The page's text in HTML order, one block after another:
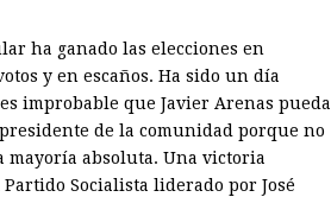
ha ganado las elecciones en
y en escaños. Ha sido un día
improbable que Javier Arenas pueda
de la comunidad porque no
mayoría absoluta. Una victoria
Socialista liderado por José